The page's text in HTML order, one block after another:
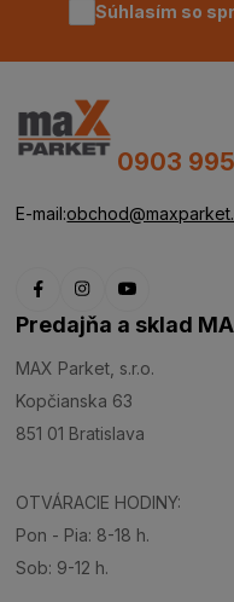
Súhlasím so
0903
E-mail:
Predajňa a sklad
MAX Parket, s.r.o.
Kopčianska 63
851 01 Bratislava
OTVÁRACIE HODINY:
Pon - Pia: 8-18 h.
Sob: 9-12 h.